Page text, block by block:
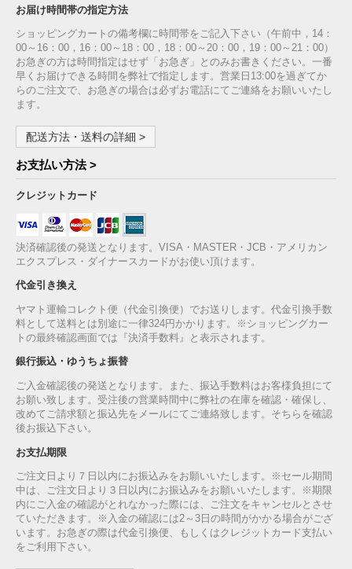
お届け時間帯の指定方法
ショッピングカートの備考欄に時間帯をご記入下さい（午前中，14：
00～16：00，16：00～18：00，18：00～20：00，19：00～21：00）
お急ぎの方は時間指定はせず「お急ぎ」とのみお書きください。一番
早くお届けできる時間を弊社で指定します。営業日13:00を過ぎてか
らのご注文で、お急ぎの場合は必ずお電話にてご連絡をお願いいたし
ます。
配送方法・送料の詳細 >
お支払い方法 >
クレジットカード
決済確認後の発送となります。VISA・MASTER・JCB・アメリカン
エクスプレス・ダイナースカードがお使い頂けます。
代金引き換え
ヤマト運輸コレクト便（代金引換便）でお送りします。代金引換手数
料として送料とは別途に一律324円かかります。※ショッピングカー
トの最終確認画面では『決済手数料』と表示されます。
銀行振込・ゆうちょ振替
ご入金確認後の発送となります。また、振込手数料はお客様負担にて
お願い致します。受注後の営業時間中に弊社の在庫を確認・確保し、
改めてご請求額と振込先をメールにてご連絡致します。そちらを確認
後お振込下さい。
お支払期限
ご注文日より７日以内にお振込みをお願いいたします。※セール期間
中は、ご注文日より３日以内にお振込みをお願いいたします。※期限
内にご入金の確認がとれなかった際には、ご注文をキャンセルとさせ
ていただきます。※入金の確認には2～3日の時間がかかる場合がござ
います。お急ぎの際は代金引換便、もしくはクレジットカード支払い
をご利用下さい。